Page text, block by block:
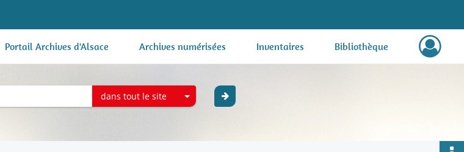
Portail Archives d'Alsace Archives numérisées Inventaires Bibliothèque
dans tout le site